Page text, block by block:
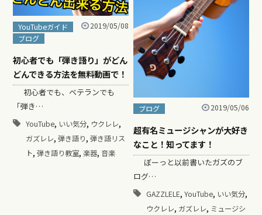
YouTubeガイド
ブログ
2019/05/08
初心者でも「弾き語り」がどん
どんできる方法を無料動画で！
初心者でも、ベテランでも
「弾き…
YouTube, いい気分, ウクレレ,
ガズレレ, 弾き語り, 弾き語リス
ト, 弾き語り教室, 楽器, 音楽
ブログ 2019/05/06
超有名ミュージシャンが大好き
なこと！知ってます！
ぼーっと以前書いたガズのブ
ログ…
GAZZLELE, YouTube, いい気分,
ウクレレ, ガズレレ, ミュージシ